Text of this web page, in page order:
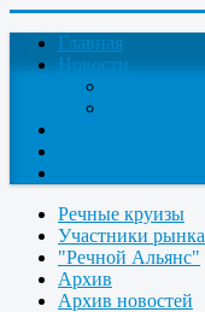
Главная
Новости
Речные круизы
Участники рынка
"Речной Альянс"
Архив
Архив новостей